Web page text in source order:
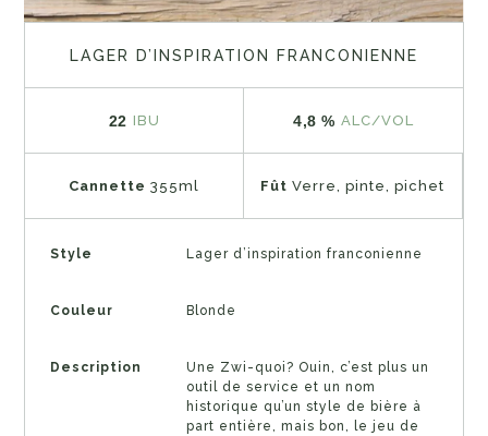
LAGER D’INSPIRATION FRANCONIENNE
22 IBU 4,8 % ALC/VOL
Cannette355ml FûtVerre, pinte, pichet
Style Lager d’inspiration franconienne
Couleur Blonde
Description
Une Zwi-quoi? Ouin, c’est plus un
outil de service et un nom
historique qu’un style de bière à
part entière, mais bon, le jeu de